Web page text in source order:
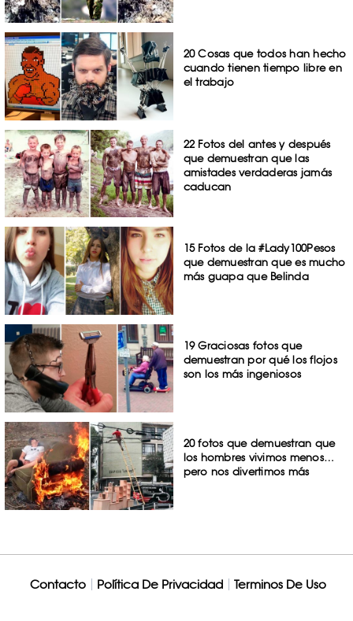
20 Cosas que todos han hecho
cuando tienen tiempo libre en
el trabajo
22 Fotos del antes y después
que demuestran que las
amistades verdaderas jamás
caducan
15 Fotos de la #Lady100Pesos
que demuestran que es mucho
más guapa que Belinda
19 Graciosas fotos que
demuestran por qué los flojos
son los más ingeniosos
20 fotos que demuestran que
los hombres vivimos menos…
pero nos divertimos más
Contacto Política De Privacidad Terminos De Uso